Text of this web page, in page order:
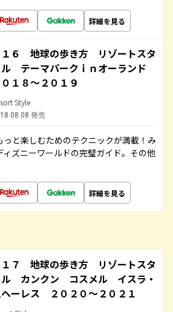
詳細を見る
１６ 地球の歩き方 リゾートスタ
テーマパークｉｎオーランド
０１８～２０１９
Style
発売
っと楽しむためのテクニックが満載！み
ズニーワールドの完璧ガイド。その他
詳細を見る
１７ 地球の歩き方 リゾートスタ
ル カンクン コスメル イスラ・
ーレス ２０２０～２０２１